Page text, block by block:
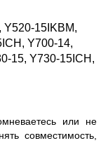
Y520-15IKBM,
Y700-14,
15, Y730-15ICH,
или не
совместимость,